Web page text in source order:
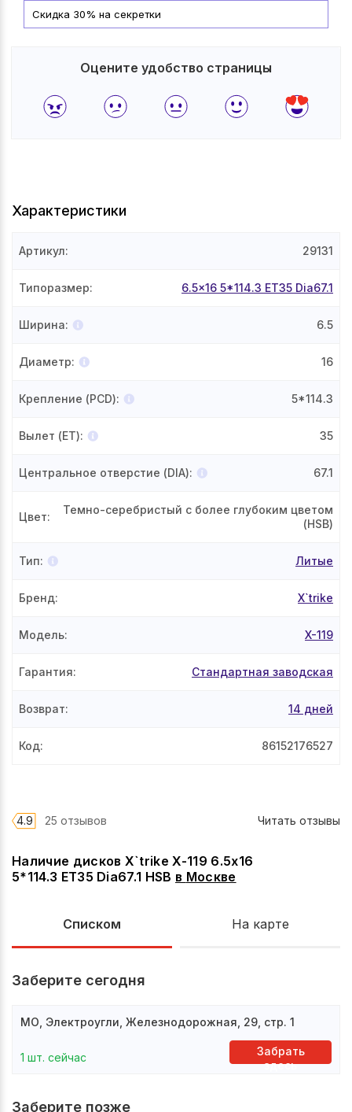
Скидка 30% на секретки
Оцените удобство страницы
Наличие дисков X`trike X-119 6.5x16
5*114.3 ET35 Dia67.1 HSB в Москве
Списком На карте
Заберите сегодня
МО, Электроугли, Железнодорожная, 29, стр. 1
1 шт. сейчас
Забрать
здесь
Заберите позже
Характеристики
Артикул: 29131
Типоразмер: 6.5x16 5*114.3 ET35 Dia67.1
Ширина: 6.5
Диаметр: 16
Крепление (PCD): 5*114.3
Вылет (ET): 35
Центральное отверстие (DIA): 67.1
Цвет:
Темно-серебристый с более глубоким цветом
(HSB)
Тип: Литые
Бренд: X`trike
Модель: X-119
Гарантия: Стандартная заводская
Возврат: 14 дней
Код: 86152176527
4.9 25 отзывов Читать отзывы